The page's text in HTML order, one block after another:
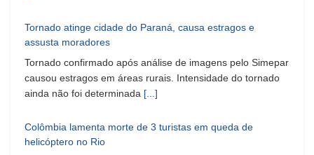
Tornado atinge cidade do Paraná, causa estragos e
assusta moradores
Tornado confirmado após análise de imagens pelo Simepar
causou estragos em áreas rurais. Intensidade do tornado
ainda não foi determinada [...]
Colômbia lamenta morte de 3 turistas em queda de
helicóptero no Rio